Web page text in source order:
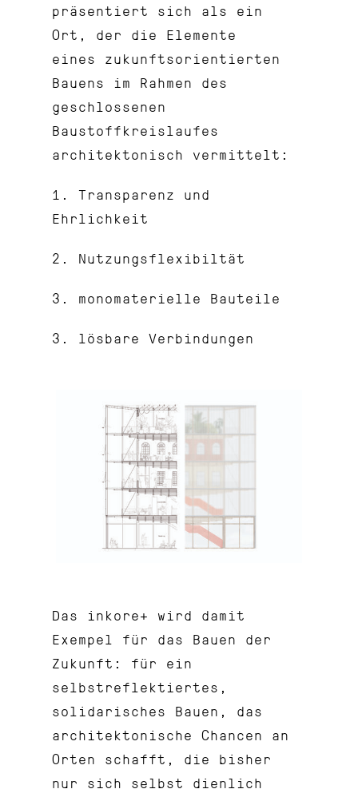
präsentiert sich als ein
Ort, der die Elemente
eines zukunftsorientierten
Bauens im Rahmen des
geschlossenen
Baustoffkreislaufes
architektonisch vermittelt:
1. Transparenz und
Ehrlichkeit
2. Nutzungsflexibiltät
3. monomaterielle Bauteile
3. lösbare Verbindungen
Das inkore+ wird damit
Exempel für das Bauen der
Zukunft: für ein
selbstreflektiertes,
solidarisches Bauen, das
architektonische Chancen an
Orten schafft, die bisher
nur sich selbst dienlich